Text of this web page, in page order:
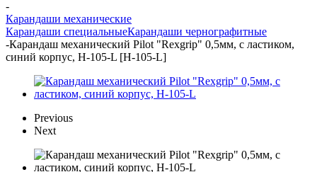
-
Карандаши механические
Карандаши специальныеКарандаши чернографитные
-Карандаш механический Pilot "Rexgrip" 0,5мм, с ластиком,
синий корпус, H-105-L [H-105-L]
Previous
Next